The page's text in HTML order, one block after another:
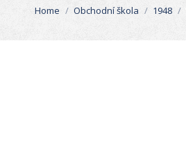
You are here:
Home Obchodní škola 1948